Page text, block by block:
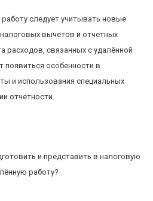
следует учитывать новые
вычетов и отчетных
расходов, связанных с удалённой
появиться особенности в
и использования специальных
отчетности.
и представить в налоговую
работу?